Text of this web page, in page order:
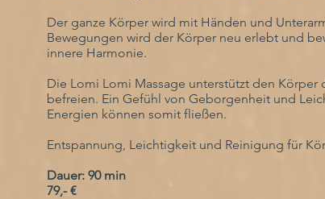
Der ganze Körper wird mit Händen und
Bewegungen wird der Körper neu erlebt und
innere Harmonie.
Die Lomi Lomi Massage unterstützt den Körper
befreien. Ein Gefühl von Geborgenheit und
Energien können somit fließen.
Entspannung, Leichtigkeit und Reinigung für
Dauer: 90 min
79,- €